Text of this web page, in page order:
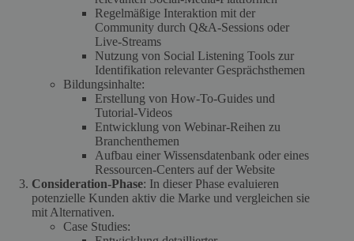
Regelmäßige Interaktion mit der
Community durch Q&A-Sessions oder
Live-Streams
Nutzung von Social Listening Tools zur
Identifikation relevanter Gesprächsthemen
Bildungsinhalte:
Erstellung von How-To-Guides und
Tutorial-Videos
Entwicklung von Webinar-Reihen zu
Branchenthemen
Aufbau einer Wissensdatenbank oder eines
Ressourcen-Centers auf der Website
Consideration-Phase: In dieser Phase evaluieren
potenzielle Kunden aktiv die Marke und vergleichen sie
mit Alternativen.
Case Studies: